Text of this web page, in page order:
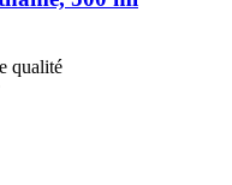
qualité